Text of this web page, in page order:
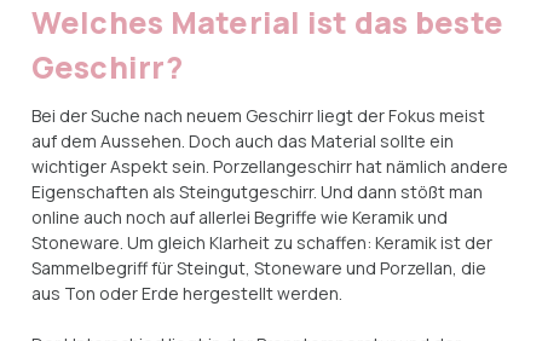
Welches Material ist das beste
Geschirr?
Bei der Suche nach neuem Geschirr liegt der Fokus meist
auf dem Aussehen. Doch auch das Material sollte ein
wichtiger Aspekt sein. Porzellangeschirr hat nämlich andere
Eigenschaften als Steingutgeschirr. Und dann stößt man
online auch noch auf allerlei Begriffe wie Keramik und
Stoneware. Um gleich Klarheit zu schaffen: Keramik ist der
Sammelbegriff für Steingut, Stoneware und Porzellan, die
aus Ton oder Erde hergestellt werden.